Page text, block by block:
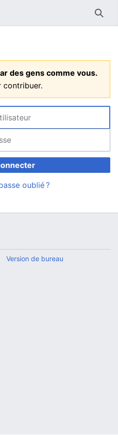
des gens comme vous.
contribuer.
oublié ?
Version de bureau